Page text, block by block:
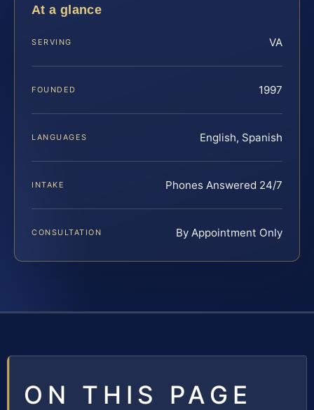
At a glance
SERVING VA
FOUNDED 1997
LANGUAGES English, Spanish
INTAKE Phones Answered 24/7
CONSULTATION By Appointment Only
ON THIS PAGE